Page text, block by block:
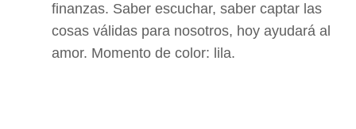
finanzas. Saber escuchar, saber captar las
cosas válidas para nosotros, hoy ayudará al
amor. Momento de color: lila.